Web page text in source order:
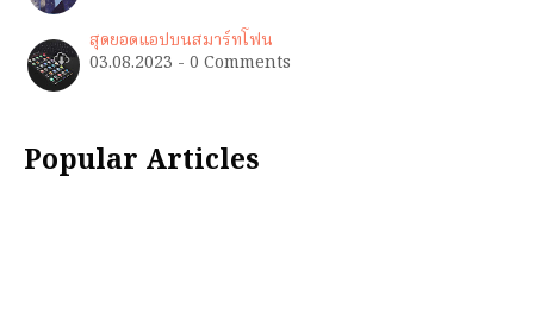
สุดยอดแอปบนสมาร์ทโฟน
03.08.2023 - 0 Comments
Popular Articles